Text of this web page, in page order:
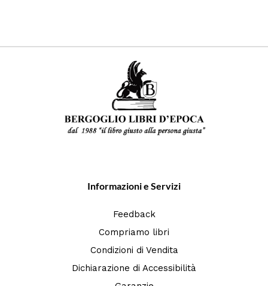
Informazioni e Servizi
Feedback
Compriamo libri
Condizioni di Vendita
Dichiarazione di Accessibilità